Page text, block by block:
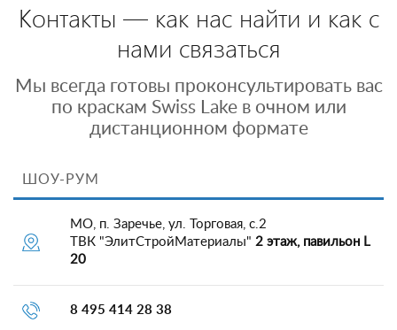
Контакты — как нас найти и как с
нами связаться
Мы всегда готовы проконсультировать вас
по краскам Swiss Lake в очном или
дистанционном формате
ШОУ-РУМ
МО, п. Заречье, ул. Торговая, с.2
ТВК "ЭлитСтройМатериалы" 2 этаж, павильон L
20
8 495 414 28 38